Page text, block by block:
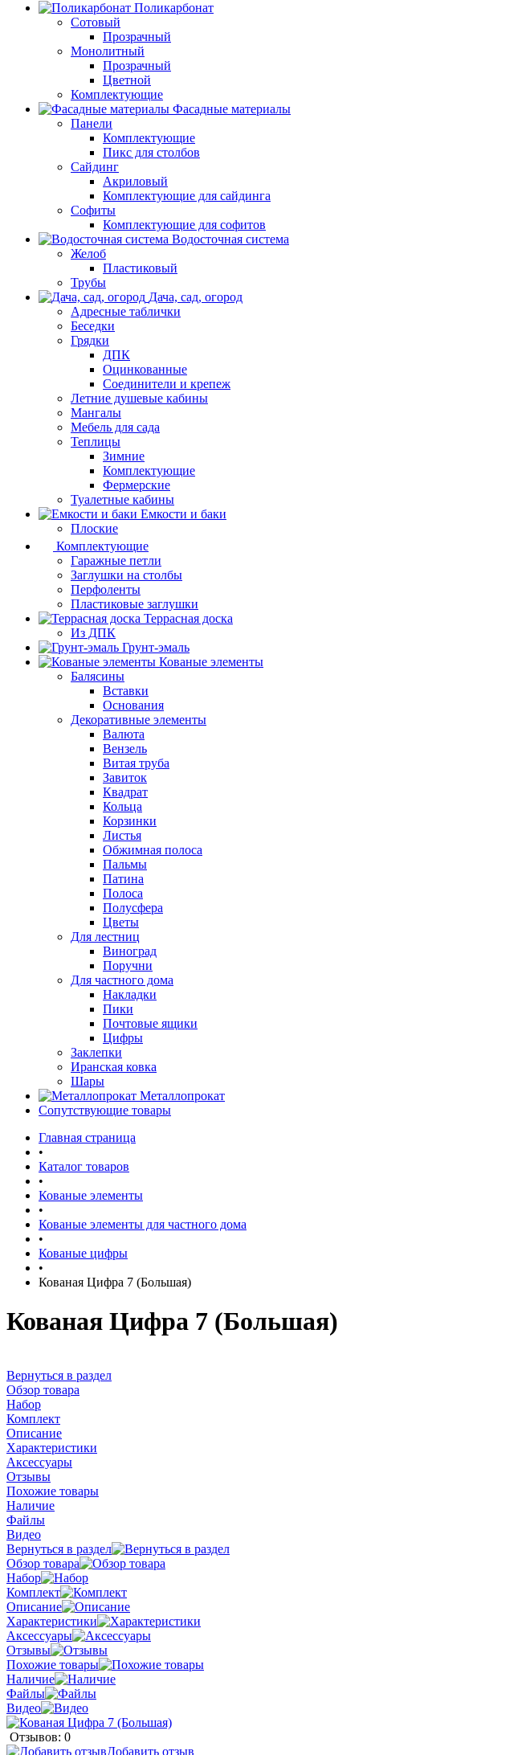
Поликарбонат
Сотовый
Прозрачный
Монолитный
Прозрачный
Цветной
Комплектующие
Фасадные материалы
Панели
Комплектующие
Пикс для столбов
Сайдинг
Акриловый
Комплектующие для сайдинга
Софиты
Комплектующие для софитов
Водосточная система
Желоб
Пластиковый
Трубы
Дача, сад, огород
Адресные таблички
Беседки
Грядки
ДПК
Оцинкованные
Соединители и крепеж
Летние душевые кабины
Мангалы
Мебель для сада
Теплицы
Зимние
Комплектующие
Фермерские
Туалетные кабины
Емкости и баки
Плоские
Комплектующие
Гаражные петли
Заглушки на столбы
Перфоленты
Пластиковые заглушки
Террасная доска
Из ДПК
Грунт-эмаль
Кованые элементы
Балясины
Вставки
Основания
Декоративные элементы
Валюта
Вензель
Витая труба
Завиток
Квадрат
Кольца
Корзинки
Листья
Обжимная полоса
Пальмы
Патина
Полоса
Полусфера
Цветы
Для лестниц
Виноград
Поручни
Для частного дома
Накладки
Пики
Почтовые ящики
Цифры
Заклепки
Иранская ковка
Шары
Металлопрокат
Сопутствующие товары
Главная страница
•
Каталог товаров
•
Кованые элементы
•
Кованые элементы для частного дома
•
Кованые цифры
•
Кованая Цифра 7 (Большая)
Кованая Цифра 7 (Большая)
Вернуться в раздел
Обзор товара
Набор
Комплект
Описание
Характеристики
Аксессуары
Отзывы
Похожие товары
Наличие
Файлы
Видео
Вернуться в раздел
Обзор товара
Набор
Комплект
Описание
Характеристики
Аксессуары
Отзывы
Похожие товары
Наличие
Файлы
Видео
Отзывов: 0
Добавить отзыв